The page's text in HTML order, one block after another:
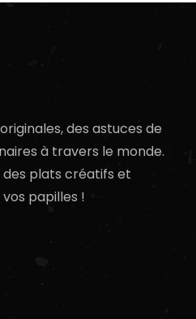
des astuces de
à travers le monde.
des plats créatifs et
papilles !